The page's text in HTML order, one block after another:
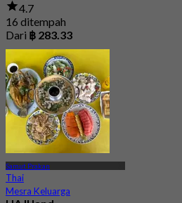
4.7
16 ditempah
Dari ฿ 283.33
Samut Prakan
Thai
Mesra Keluarga